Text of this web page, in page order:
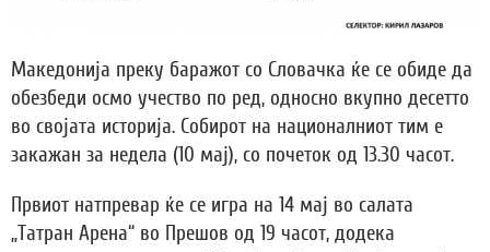
Македонија преку баражот со Словачка ќе се обиде да
обезбеди осмо учество по ред, односно вкупно десетто
во својата историја. Собирот на националниот тим е
закажан за недела (10 мај), со почеток од 13.30 часот.
Првиот натпревар ќе се игра на 14 мај во салата
„Татран Арена“ во Прешов од 19 часот, додека